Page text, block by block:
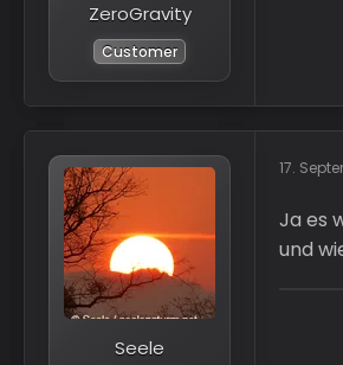
ZeroGravity
Customer
Seele
17.
Ja es
und